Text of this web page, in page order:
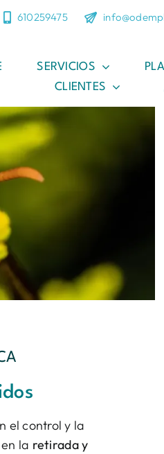
610259475
SERVICIOS
CLIENTES
el control y la
la retirada y